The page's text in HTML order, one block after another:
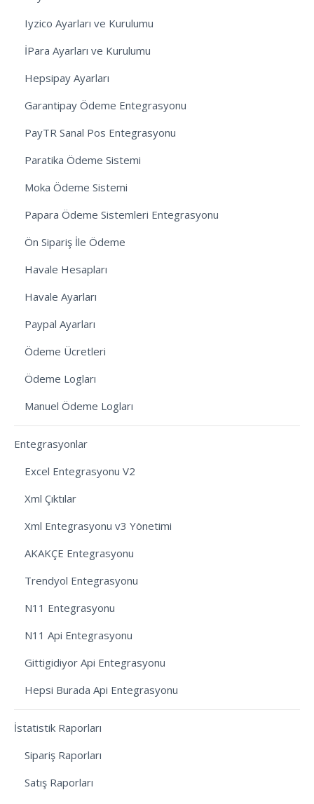
Iyzico Ayarları ve Kurulumu
İPara Ayarları ve Kurulumu
Hepsipay Ayarları
Garantipay Ödeme Entegrasyonu
PayTR Sanal Pos Entegrasyonu
Paratika Ödeme Sistemi
Moka Ödeme Sistemi
Papara Ödeme Sistemleri Entegrasyonu
Ön Sipariş İle Ödeme
Havale Hesapları
Havale Ayarları
Paypal Ayarları
Ödeme Ücretleri
Ödeme Logları
Manuel Ödeme Logları
Entegrasyonlar
Excel Entegrasyonu V2
Xml Çıktılar
Xml Entegrasyonu v3 Yönetimi
AKAKÇE Entegrasyonu
Trendyol Entegrasyonu
N11 Entegrasyonu
N11 Api Entegrasyonu
Gittigidiyor Api Entegrasyonu
Hepsi Burada Api Entegrasyonu
İstatistik Raporları
Sipariş Raporları
Satış Raporları